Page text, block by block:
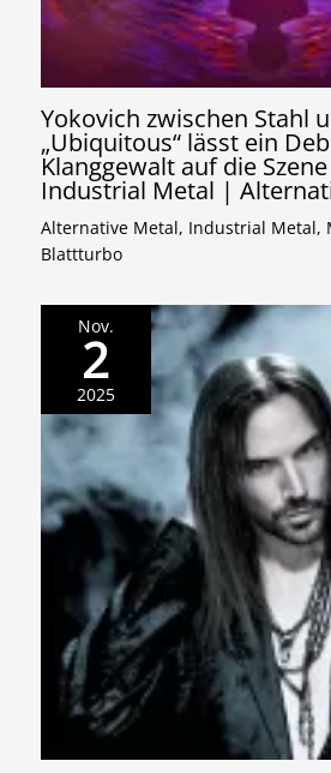
Yokovich zwischen Stahl
„Ubiquitous“ lässt ein
Klanggewalt auf die
Industrial Metal |
Alternative Metal, Industrial Metal,
Blattturbo
Nov.
2
2025